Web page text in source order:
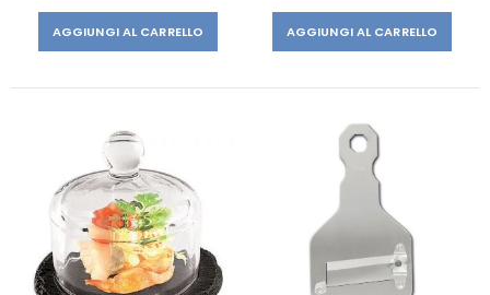
AGGIUNGI AL CARRELLO AGGIUNGI AL CARRELLO